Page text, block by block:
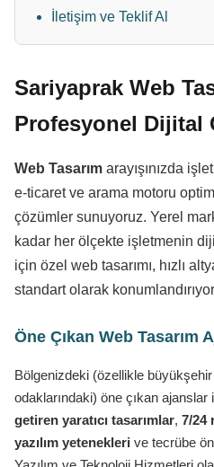
İletişim ve Teklif Al
Sariyaprak Web
Profesyonel Dijital
Web Tasarım arayışınızda
e-ticaret ve arama motoru
çözümler sunuyoruz. Yerel
kadar her ölçekte işletmenin
için özel web tasarımı, hızlı
standart olarak
Öne Çıkan Web Tasarım
Bölgenizdeki (özellikle
odaklarındaki) öne çıkan ajanslar
getiren yaratıcı tasarımlar, 7/24
yazılım yetenekleri ve tecrübe